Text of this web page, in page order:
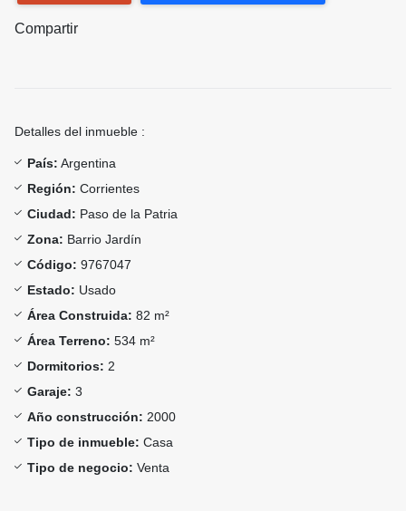
Compartir
Detalles del inmueble :
País: Argentina
Región: Corrientes
Ciudad: Paso de la Patria
Zona: Barrio Jardín
Código: 9767047
Estado: Usado
Área Construida: 82 m²
Área Terreno: 534 m²
Dormitorios: 2
Garaje: 3
Año construcción: 2000
Tipo de inmueble: Casa
Tipo de negocio: Venta